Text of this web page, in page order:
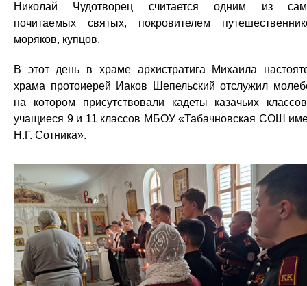
Николай Чудотворец считается одним из
почитаемых святых, покровителем
моряков, купцов.
В этот день в храме архистратига Михаила
храма протоиерей Иаков Шепельский отслужил
на котором присутствовали кадеты казачьих
учащиеся 9 и 11 классов МБОУ «Табачновская СОШ
Н.Г. Сотника».